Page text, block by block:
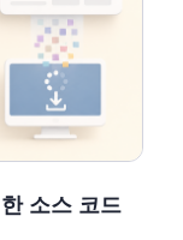
소스 코드